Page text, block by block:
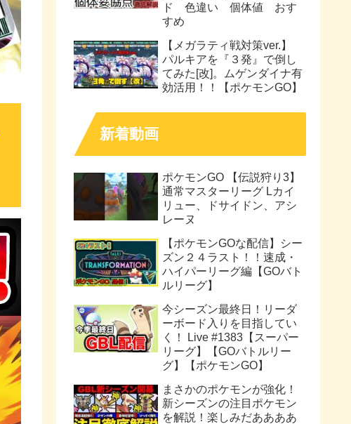
ド 色違い 個体値 おす
すめ
【メガラティ戦対策ver.】
パルキアを『３発』で倒し
てみた[改]。ムゲンダイナ有
効活用！！【ポケモンGO】
新着動画
ポケモンGO 【伝説狩り3】
通常マスターリーグ Lカイ
リュー、ドサイドン、アシ
レーヌ
【ポケモンGOな配信】シー
ズン２４ラスト！！速成・
ハイパーリーグ編【GOバト
ルリーグ】
今シーズン最終日！リーダ
ーボード入りを目指してい
く！ Live #1383【スーパー
リーグ】【GOバトルリー
グ】【ポケモンGO】
まさかのポケモンが強化！
新シーズンの注目ポケモン
を解説！楽しみだああああ